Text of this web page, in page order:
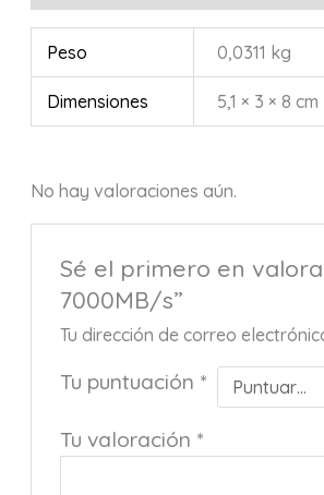
Peso 0,0311 kg
Dimensiones 5,1 × 3 × 8 cm
No hay valoraciones aún.
Sé el primero en valorar
7000MB/s”
Tu dirección de correo
Tu puntuación *
Tu valoración *